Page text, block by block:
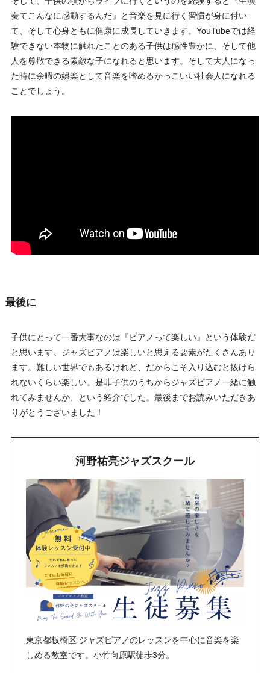
奏てこんなに感動するんだ』と音楽を見に行く習慣が身に付い
て、そして心身ともに健康に成長していきます。YouTubeでは経
験できない本物に触れたことのある子供は感性豊かに、そして他
人を尊敬できる素敵な子になれると思います。そして大人になっ
た時に余暇の娯楽として音楽を嗜めるかっこいい社会人になれる
ことでしょう。
最後に
子供にとって一番大事なのは『ピアノって楽しい』という体験だ
と思います。ジャズピアノは楽しいと思える要素がたくさんあり
ます。難しい世界でもあるけれど、だからこそ入り込むと抜けら
れないくらい楽しい。是非子供のうちからジャズピアノ一緒に触
れてみませんか、という紹介でした。最後までお読みいただきあ
りがとうございました！
河野祐亮ジャズスクール
東京都板橋区 ジャズピアノのレッスンを中心に音楽を楽
しめる教室です。小竹向原駅徒歩3分。